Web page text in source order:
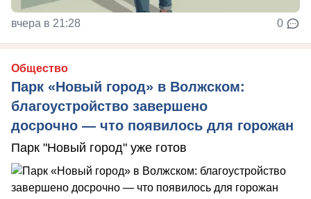
вчера в 21:28 0
Общество
Парк «Новый город» в Волжском:
благоустройство завершено
досрочно — что появилось для горожан
Парк "Новый город" уже готов